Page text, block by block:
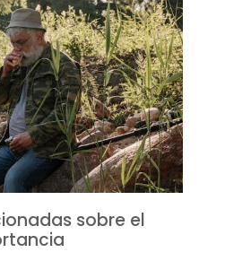
sobre el